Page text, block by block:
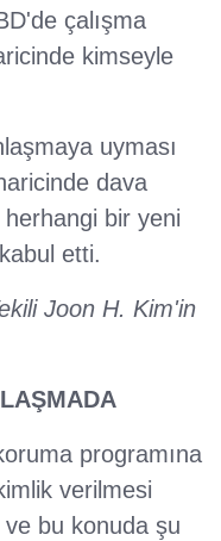
çalışma
kimseyle
uyması
dava
herhangi bir yeni
etti.
Joon H. Kim'in
programına
verilmesi
bu konuda şu